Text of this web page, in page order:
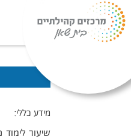
מידע כללי:
שיעור לימוד כלי